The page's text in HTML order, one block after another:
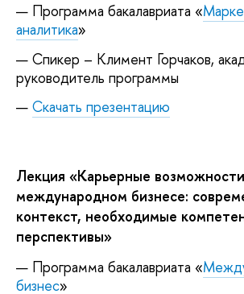
Программа бакалавриата «
аналитика»
Спикер – Климент Горчаков,
руководитель программы
Скачать презентацию
Лекция «Карьерные
международном бизнесе:
контекст, необходимые
перспективы»
Программа бакалавриата «
бизнес»